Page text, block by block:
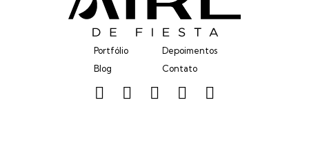
Portfólio
Depoimentos
Blog
Contato